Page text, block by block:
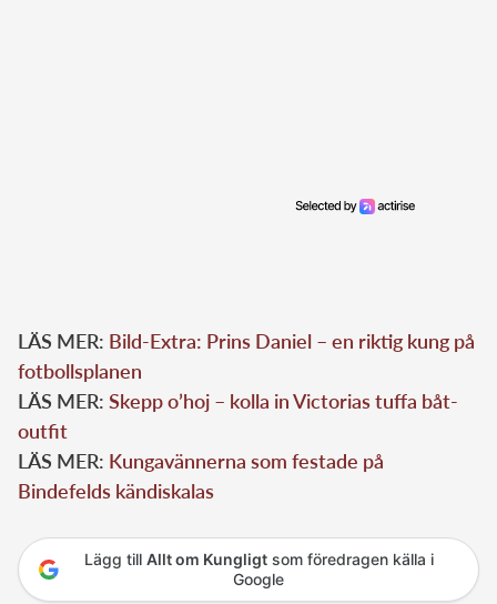
LÄS MER: Bild-Extra: Prins Daniel – en riktig kung på
fotbollsplanen
LÄS MER: Skepp o’hoj – kolla in Victorias tuffa båt-
outfit
LÄS MER: Kungavännerna som festade på
Bindefelds kändiskalas
Lägg till Allt om Kungligtsom föredragen källa i
Google